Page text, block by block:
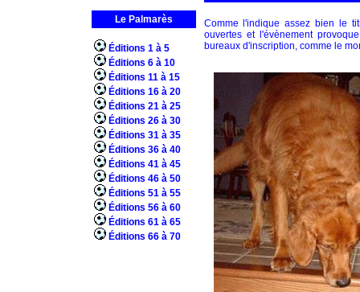
Le Palmarès
Éditions 1 à 5
Éditions 6 à 10
Éditions 11 à 15
Éditions 16 à 20
Éditions 21 à 25
Éditions 26 à 30
Éditions 31 à 35
Éditions 36 à 40
Éditions 41 à 45
Éditions 46 à 50
Éditions 51 à 55
Éditions 56 à 60
Éditions 61 à 65
Éditions 66 à 70
Comme l'indique assez bien le
ouvertes et l'évènement
bureaux d'inscription, comme le